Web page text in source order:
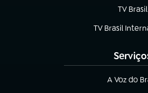
TV Brasil
(abre
TV Brasil
(abre em nova
A Voz do
(abre em